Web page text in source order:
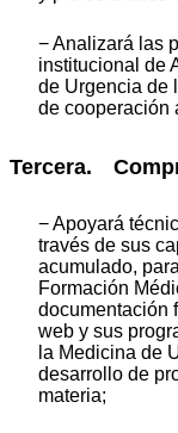
− Analizará las
institucional de
de Urgencia de
de cooperación
Tercera.
− Apoyará
través de sus
acumulado,
Formación
documentación
web y sus
la Medicina de
desarrollo de
materia;